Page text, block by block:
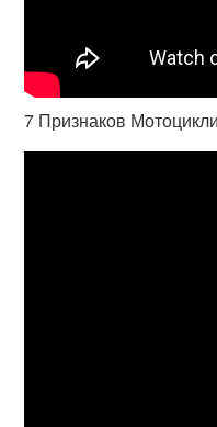
7 Признаков